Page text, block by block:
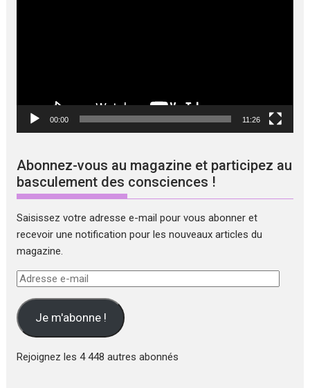
00:00 11:26
Abonnez-vous au magazine et participez au
basculement des consciences !
Saisissez votre adresse e-mail pour vous abonner et
recevoir une notification pour les nouveaux articles du
magazine.
Adresse
mail Je m'abonne !
Rejoignez les 4 448 autres abonnés